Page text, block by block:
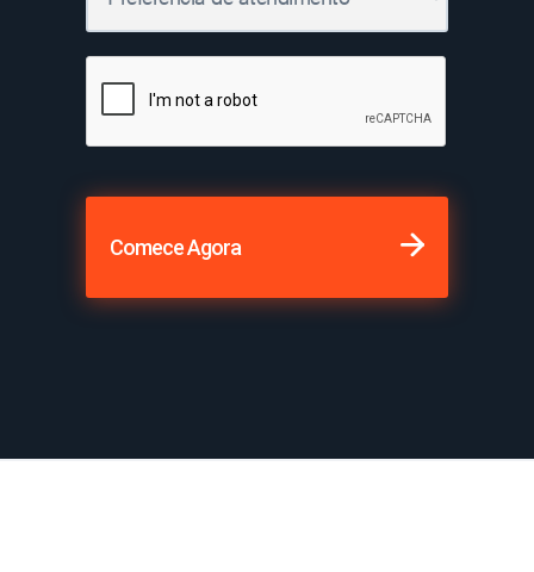
Comece Agora